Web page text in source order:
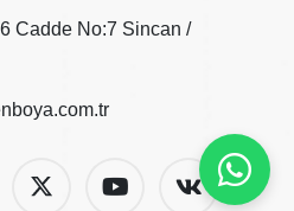
Cadde No:7 Sincan /